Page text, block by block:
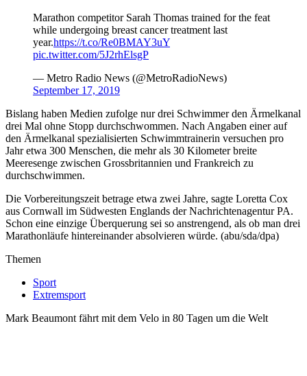
Marathon competitor Sarah Thomas trained for the feat
while undergoing breast cancer treatment last
year.https://t.co/Re0BMAY3uY
pic.twitter.com/5J2rhElsgP
— Metro Radio News (@MetroRadioNews)
September 17, 2019
Bislang haben Medien zufolge nur drei Schwimmer den Ärmelkanal
drei Mal ohne Stopp durchschwommen. Nach Angaben einer auf
den Ärmelkanal spezialisierten Schwimmtrainerin versuchen pro
Jahr etwa 300 Menschen, die mehr als 30 Kilometer breite
Meeresenge zwischen Grossbritannien und Frankreich zu
durchschwimmen.
Die Vorbereitungszeit betrage etwa zwei Jahre, sagte Loretta Cox
aus Cornwall im Südwesten Englands der Nachrichtenagentur PA.
Schon eine einzige Überquerung sei so anstrengend, als ob man drei
Marathonläufe hintereinander absolvieren würde. (abu/sda/dpa)
Themen
Sport
Extremsport
Mark Beaumont fährt mit dem Velo in 80 Tagen um die Welt